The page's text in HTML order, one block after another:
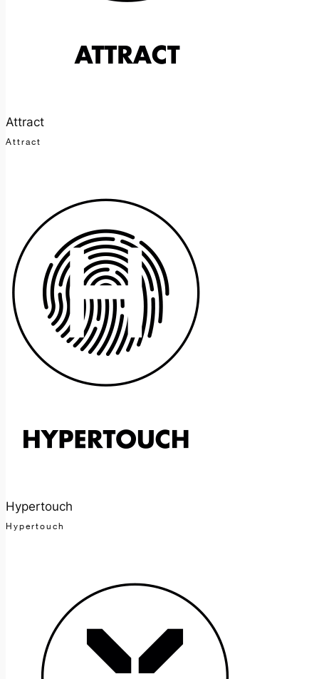
Attract
Attract
Hypertouch
Hypertouch